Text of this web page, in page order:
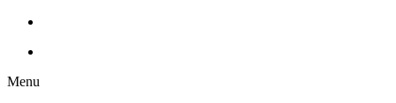
Menu